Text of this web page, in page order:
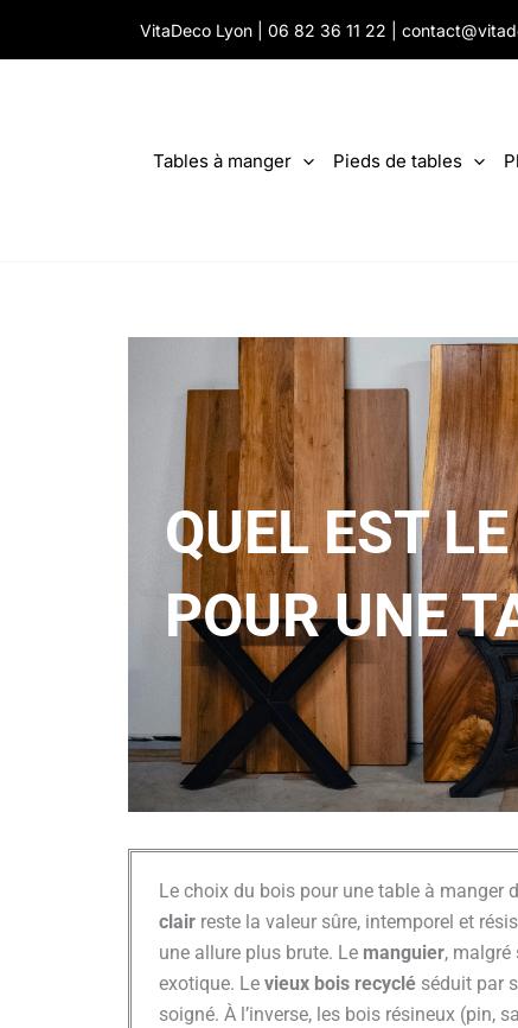
VitaDeco Lyon | 06 82 36 11 22
Tables à manger Pieds de tables
QUEL EST
POUR UNE
Le choix du bois pour une table à manger
clairreste la valeur sûre, intemporel et
une allure plus brute. Le manguier, malgré
exotique. Le vieux bois recycléséduit par
soigné. À l’inverse, les bois résineux (pin,